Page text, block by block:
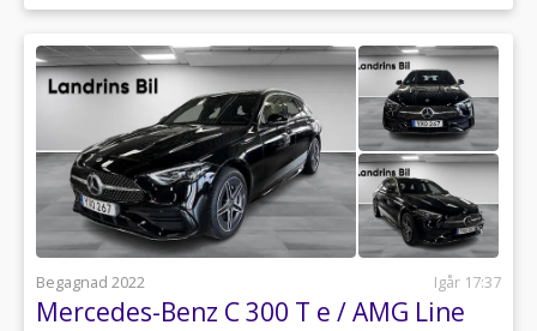
Begagnad 2022 Igår 17:37
Mercedes-Benz C 300 T e / AMG Line